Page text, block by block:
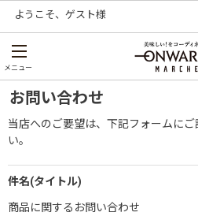
ようこそ、 ゲスト様
メニュー
お問い合わせ
当店へのご要望は、下記フォームに
い。
件名(タイトル)
商品に関するお問い合わせ